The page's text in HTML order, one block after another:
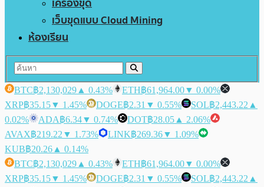
เว็บขุดแบบ Cloud Mining
ห้องเรียน
BTC฿2,130,029 ▲ 0.43% ETH฿61,964.00▼ 0.00%
XRP฿35.15▼ 1.45% DOGE฿2.31 ▼ 0.55% SOL฿2,443.22 ▲
0.02%
ADA฿6.34▼ 0.74% DOT฿28.05 ▲ 2.06%
AVAX฿219.22 ▼ 1.73% LINK฿269.36▼ 1.09%
KUB฿20.26 ▲ 0.14%
BTC฿2,130,029 ▲ 0.43% ETH฿61,964.00▼ 0.00%
XRP฿35.15▼ 1.45% DOGE฿2.31 ▼ 0.55% SOL฿2,443.22 ▲